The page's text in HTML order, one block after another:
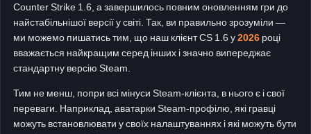
Counter Strike 1.6, а завершилось повним оновленням гри до
найстабільнішої версії у світі. Так, ви правильно зрозуміли —
ми можемо пишатись тим, що наш клієнт CS 1.6 у2026 році
вважається найкращим серед інших і значно випереджає
стандартну версію Steam.
Тим не менш, попри всі мінуси Steam-клієнта, в нього є і свої
переваги. Наприклад, аватарки Steam-профілю, які гравці
можуть встановлювати у своїх налаштуваннях і які можуть бути